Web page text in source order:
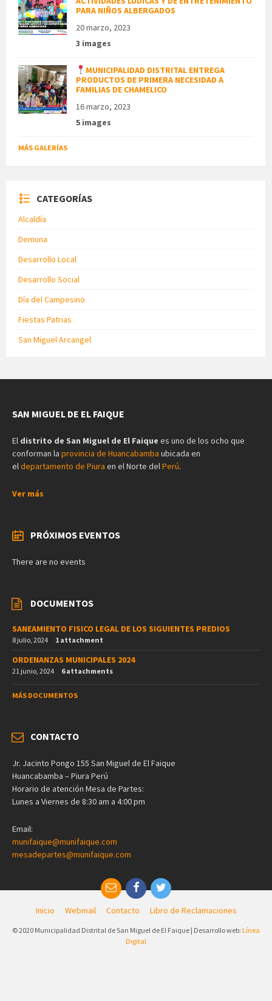
PARA NIÑOS ALBERGADOS
20 marzo, 2023
3 images
MUNICIPALIDAD DISTRITAL ENTREGA
PRODUCTOS DE PRIMERA NECESIDAD A
FAMILIAS DE CHAMELICO
16 marzo, 2023
5 images
MÁS GALERÍAS
CATEGORÍAS
Alcaldía
Demuna
Desarrollo Local
Desarrollo Social
Día del Campesino
Fiestas Patrias
San Miguel Arcangel
SAN MIGUEL DE EL FAIQUE
El distrito de San Miguel de El Faique es uno de los ocho que
conforman la provincia de Huancabamba ubicada en
eldepartamento de Piura en el Norte delPerú.
Ver más
PRÓXIMOS EVENTOS
There are no events
DOCUMENTOS
SANEAMIENTO FISICO LEGAL DE LOS SIGUIENTES PREDIOS
8 julio, 2024 1 attachment
ORDENANZAS MUNICIPALES 2024
21 junio, 2024 6 attachments
MÁS DOCUMENTOS
CONTACTO
Jr. Jacinto Pongo 155 San Miguel de El Faique
Huancabamba – Piura Perú
Horario de atención Mesa de Partes:
Lunes a Viernes de 8:30 am a 4:00 pm
Email:
munifaique@munifaique.com
mesadepartes@munifaique.com
Inicio Webmail Contacto Libro de Reclamaciones
© 2020 Municipalidad Distrital de San Miguel de El Faique | Desarrollo web: Línea
Digital